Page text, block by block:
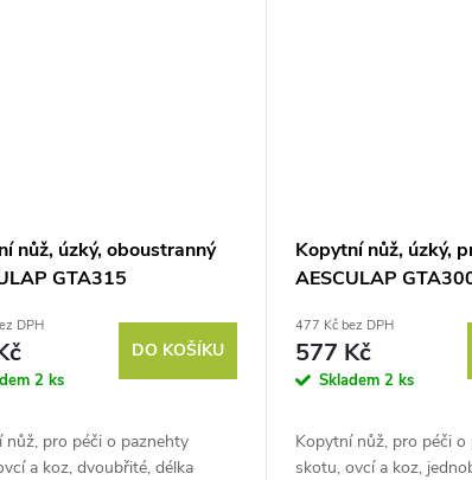
nůž, úzký, oboustranný
GTA315
DPH
2 ks
DO KOŠÍKU
nůž, pro péči o paznehty
a koz, dvoubřité, délka
Kopytní nůž, úzký,
AESCULAP
477 Kč bez DPH
577 Kč
Skladem 2 ks
Kopytní nůž, pro péči o
skotu, ovcí a koz,